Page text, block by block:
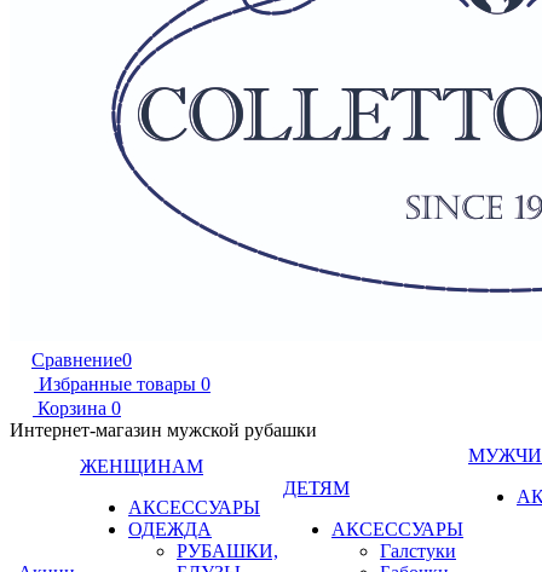
Сравнение0
Избранные товары 0
Корзина 0
Интернет-магазин мужской рубашки
ЖЕНЩИНАМ
АКСЕССУАРЫ
ОДЕЖДА
РУБАШКИ,
ДЕТЯМ
АКСЕССУАРЫ
Галстуки